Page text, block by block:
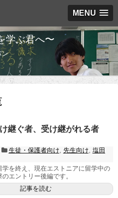
MENU
学ぶ君へ〜
ン
継ぐ者、受け継がれる者
生徒・保護者向け 先生向け 塩田
学を終え、現在エストニアに留学中の
エントリー後編です。
記事を読む